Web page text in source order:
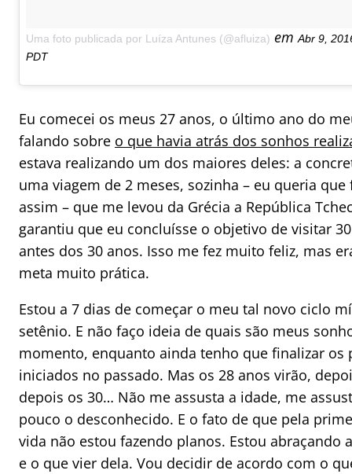
Uma foto publicada por Luíza Antunes (@afluiza) emAbr 9,
PDT
Eu comecei os meus 27 anos, o último ano do
falando sobre o que havia atrás dos sonhos
estava realizando um dos maiores deles: a
uma viagem de 2 meses, sozinha – eu queria que
assim – que me levou da Grécia a República
garantiu que eu concluísse o objetivo de visitar
antes dos 30 anos. Isso me fez muito feliz, mas
meta muito prática.
Estou a 7 dias de começar o meu tal novo ciclo
setênio. E não faço ideia de quais são meus
momento, enquanto ainda tenho que finalizar os
iniciados no passado. Mas os 28 anos virão,
depois os 30… Não me assusta a idade, me
pouco o desconhecido. E o fato de que pela
vida não estou fazendo planos. Estou abraçando
e o que vier dela. Vou decidir de acordo com o